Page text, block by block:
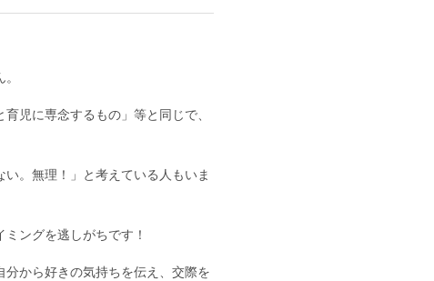
児に専念するもの」等と同じで、
。無理！」と考えている人もいま
ングを逃しがちです！
分から好きの気持ちを伝え、交際を